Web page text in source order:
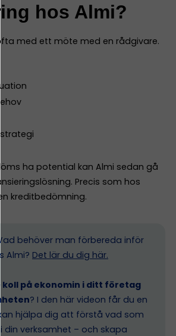
hos Almi?
med ett möte med en rådgivare.
ha potential kan Almi sedan gå
Precis som hos
kreditbedömning.
behöver man förbereda inför
Almi? Det lär du dig här.
på ekonomin i ditt företag
? I den här videon får du en
hjälpa dig att förstå vad som
din verksamhet – och skapa